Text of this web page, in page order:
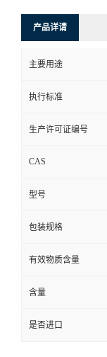
产品详请
主要用途
执行标准
生产许可证编号
CAS
型号
包装规格
有效物质含量
含量
是否进口